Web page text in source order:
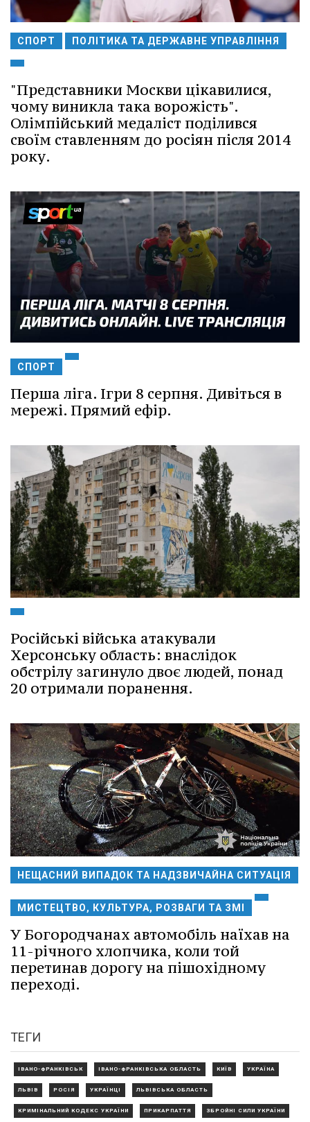
СПОРТ ПОЛІТИКА ТА ДЕРЖАВНЕ УПРАВЛІННЯ
"Представники Москви цікавилися,
чому виникла така ворожість".
Олімпійський медаліст поділився
своїм ставленням до росіян після 2014
року.
СПОРТ
Перша ліга. Ігри 8 серпня. Дивіться в
мережі. Прямий ефір.
Російські війська атакували
Херсонську область: внаслідок
обстрілу загинуло двоє людей, понад
20 отримали поранення.
НЕЩАСНИЙ ВИПАДОК ТА НАДЗВИЧАЙНА СИТУАЦІЯ
МИСТЕЦТВО, КУЛЬТУРА, РОЗВАГИ ТА ЗМІ
У Богородчанах автомобіль наїхав на
11-річного хлопчика, коли той
перетинав дорогу на пішохідному
переході.
ТЕГИ
ІВАНО-ФРАНКІВСЬК ІВАНО-ФРАНКІВСЬКА ОБЛАСТЬ КИЇВ УКРАЇНА
ЛЬВІВ РОСІЯ УКРАЇНЦІ ЛЬВІВСЬКА ОБЛАСТЬ
КРИМІНАЛЬНИЙ КОДЕКС УКРАЇНИ ПРИКАРПАТТЯ ЗБРОЙНІ СИЛИ УКРАЇНИ